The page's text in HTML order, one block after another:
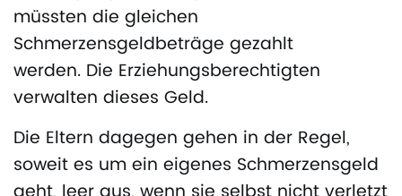
müssten die gleichen
Schmerzensgeldbeträge gezahlt
werden. Die Erziehungsberechtigten
verwalten dieses Geld.
Die Eltern dagegen gehen in der Regel,
soweit es um ein eigenes Schmerzensgeld